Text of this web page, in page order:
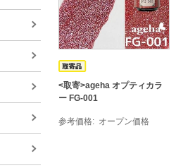
<取寄>ageha オプティカラ
ー FG-001
参考価格 オープン価格